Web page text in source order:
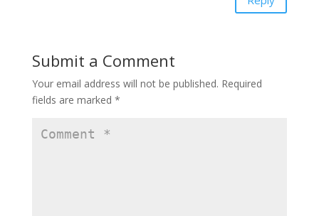
Submit a Comment
Your email address will not be published. Required
fields are marked *